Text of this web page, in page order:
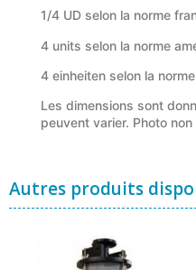
1/4 UD selon la norme
4 units selon la norme
4 einheiten selon la
Les dimensions sont
peuvent varier. Photo
Autres produits